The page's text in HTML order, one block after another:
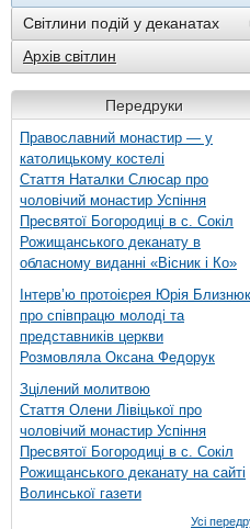
Світлини подій у деканатах
Архів світлин
Передруки
Православний монастир — у
католицькому костелі
Стаття Наталки Слюсар про
чоловічий монастир Успіння
Пресвятої Богородиці в с. Сокіл
Рожищанського деканату в
обласному виданні «Вісник і Ко»
Інтерв’ю протоієрея Юрія
про співпрацю молоді та
представників церкви
Розмовляла Оксана Федорук
Зцілений молитвою
Стаття Олени Лівіцької про
чоловічий монастир Успіння
Пресвятої Богородиці в с. Сокіл
Рожищанського деканату на сайті
Волинської газети
Усі